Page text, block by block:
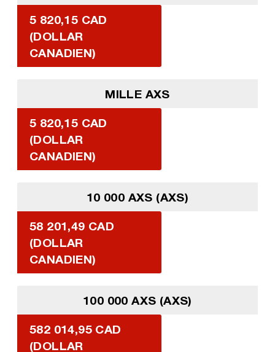
5 820,15 CAD
(DOLLAR
CANADIEN)
MILLE AXS
5 820,15 CAD
(DOLLAR
CANADIEN)
10 000 AXS (AXS)
58 201,49 CAD
(DOLLAR
CANADIEN)
100 000 AXS (AXS)
582 014,95 CAD
(DOLLAR